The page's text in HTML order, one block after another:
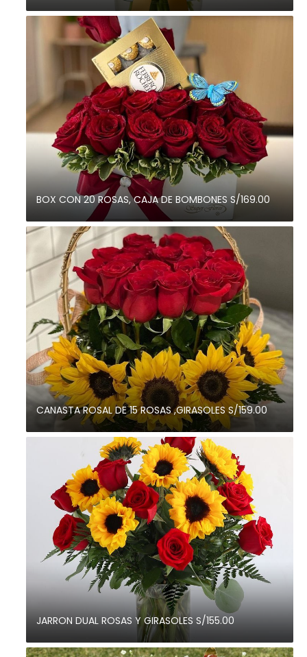
BOX CON 20 ROSAS, CAJA DE BOMBONES S/169.00
CANASTA ROSAL DE 15 ROSAS ,GIRASOLES S/159.00
JARRON DUAL ROSAS Y GIRASOLES S/155.00